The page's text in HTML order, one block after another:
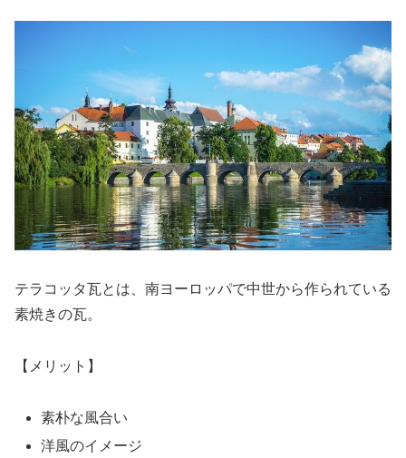
テラコッタ瓦とは、南ヨーロッパで中世から作られている
素焼きの瓦。
【メリット】
素朴な風合い
洋風のイメージ